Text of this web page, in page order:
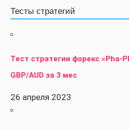
Тесты стратегий
Тест стратегии форекс «Pha-
GBP/AUD за 3 мес
26 апреля 2023